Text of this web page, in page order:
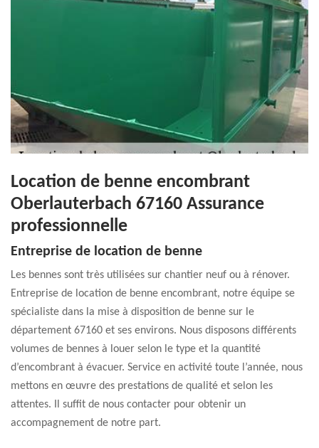
Location de benne encombrant
Oberlauterbach 67160 Assurance
professionnelle
Entreprise de location de benne
Les bennes sont très utilisées sur chantier neuf ou à rénover.
Entreprise de location de benne encombrant, notre équipe se
spécialiste dans la mise à disposition de benne sur le
département 67160 et ses environs. Nous disposons différents
volumes de bennes à louer selon le type et la quantité
d’encombrant à évacuer. Service en activité toute l’année, nous
mettons en œuvre des prestations de qualité et selon les
attentes. Il suffit de nous contacter pour obtenir un
accompagnement de notre part.